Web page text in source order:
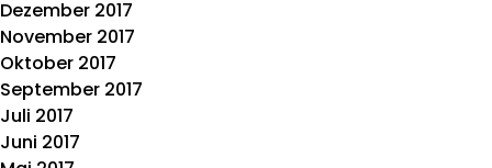
Dezember 2017
November 2017
Oktober 2017
September 2017
Juli 2017
Juni 2017